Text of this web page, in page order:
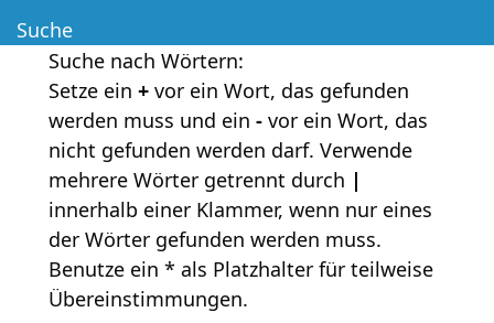
Suche
Suche nach Wörtern:
Setze ein + vor ein Wort, das gefunden
werden muss und ein - vor ein Wort, das
nicht gefunden werden darf. Verwende
mehrere Wörter getrennt durch |
innerhalb einer Klammer, wenn nur eines
der Wörter gefunden werden muss.
Benutze ein * als Platzhalter für teilweise
Übereinstimmungen.